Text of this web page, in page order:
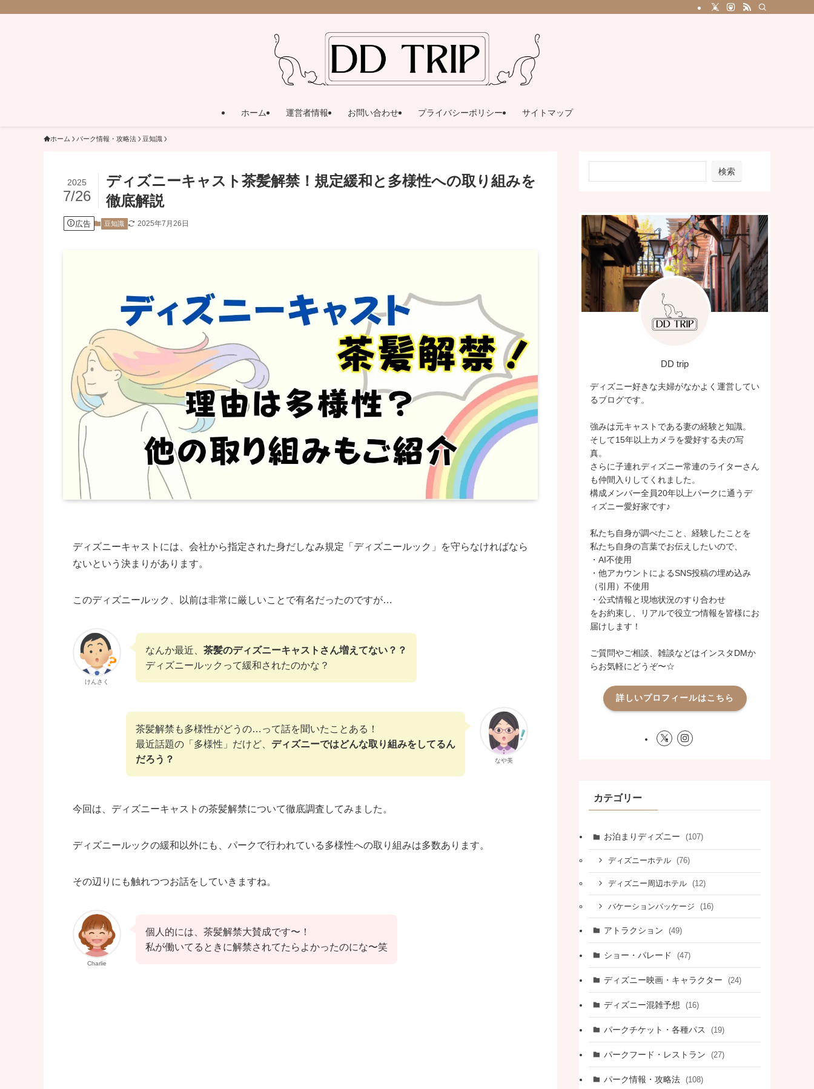
ホーム 運営者情報 お問い合わせ プライバシーポリシー サイトマップ
ホーム パーク情報・攻略法 豆知識
ディズニーキャスト茶髪解禁！規定緩和と多様性への取り組みを
徹底解説
2025
7/26
広告 豆知識 2025年7月26日
ディズニーキャストには、会社から指定された身だしなみ規定「ディズニールック」を守らなければなら
ないという決まりがあります。
このディズニールック、以前は非常に厳しいことで有名だったのですが…
けんさく
なんか最近、 茶髪のディズニーキャストさん増えてない？？
ディズニールックって緩和されたのかな？
なや美
茶髪解禁も多様性がどうの…って話を聞いたことある！
最近話題の「多様性」だけど、 ディズニーではどんな取り組みをしてるん
だろう？
今回は、ディズニーキャストの茶髪解禁について徹底調査してみました。
ディズニールックの緩和以外にも、パークで行われている多様性への取り組みは多数あります。
その辺りにも触れつつお話をしていきますね。
Charlie
個人的には、茶髪解禁大賛成です〜！
私が働いてるときに解禁されてたらよかったのにな〜笑
検索
DD trip
ディズニー好きな夫婦がなかよく運営してい
るブログです。
強みは元キャストである妻の経験と知識。
そして15年以上カメラを愛好する夫の写
真。
さらに子連れディズニー常連のライターさん
も仲間入りしてくれました。
構成メンバー全員20年以上パークに通うデ
ィズニー愛好家です♪
私たち自身が調べたこと、経験したことを
私たち自身の言葉でお伝えしたいので、
・AI不使用
・他アカウントによるSNS投稿の埋め込み
（引用）不使用
・公式情報と現地状況のすり合わせ
をお約束し、リアルで役立つ情報を皆様にお
届けします！
ご質問やご相談、雑談などはインスタDMか
らお気軽にどうぞ〜☆
詳しいプロフィールはこちら
カテゴリー
お泊まりディズニー (107)
ディズニーホテル (76)
ディズニー周辺ホテル (12)
バケーションパッケージ (16)
アトラクション (49)
ショー・パレード (47)
ディズニー映画・キャラクター (24)
ディズニー混雑予想 (16)
パークチケット・各種パス (19)
パークフード・レストラン (27)
パーク情報・攻略法 (108)